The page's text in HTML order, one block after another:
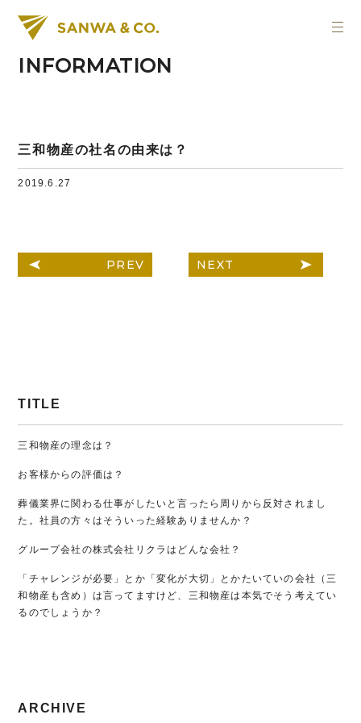
INFORMATION
三和物産の社名の由来は？
2019.6.27
PREV NEXT
TITLE
三和物産の理念は？
お客様からの評価は？
葬儀業界に関わる仕事がしたいと言ったら周りから反対されまし
た。社員の方々はそういった経験ありませんか？
グループ会社の株式会社リクラはどんな会社？
「チャレンジが必要」とか「変化が大切」とかたいていの会社（三
和物産も含め）は言ってますけど、三和物産は本気でそう考えてい
るのでしょうか？
ARCHIVE